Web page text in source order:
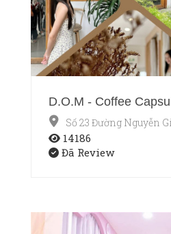
D.O.M - Coffee
Số 23 Đường Nguyễn
14186
Đã Review